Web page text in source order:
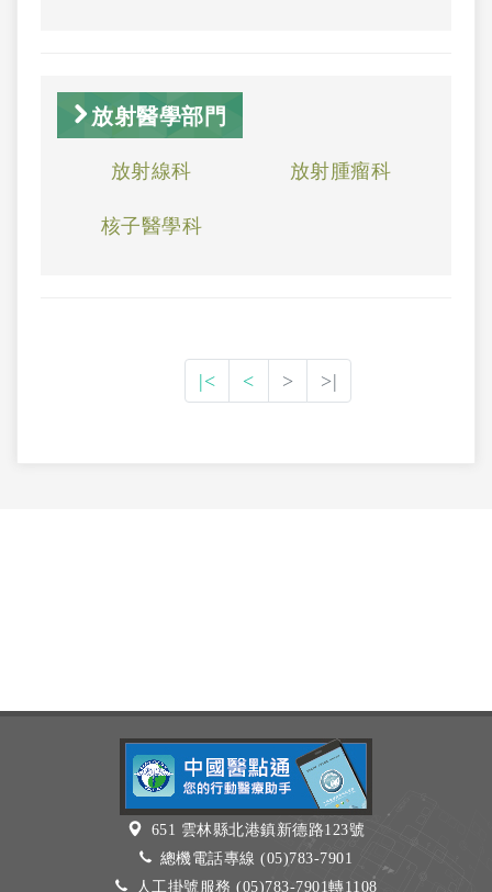
放射醫學部門
放射線科 放射腫瘤科
核子醫學科
|< < > >|
651 雲林縣北港鎮新德路123號
總機電話專線 (05)783-7901
人工掛號服務 (05)783-7901轉1108